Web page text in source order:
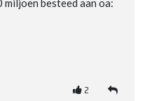
miljoen besteed aan oa:
2